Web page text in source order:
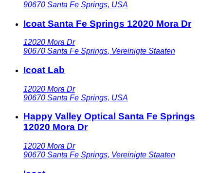
90670 Santa Fe Springs, USA
Icoat Santa Fe Springs 12020 Mora Dr
12020 Mora Dr
90670 Santa Fe Springs, Vereinigte Staaten
Icoat Lab
12020 Mora Dr
90670 Santa Fe Springs, USA
Happy Valley Optical Santa Fe Springs
12020 Mora Dr
12020 Mora Dr
90670 Santa Fe Springs, Vereinigte Staaten